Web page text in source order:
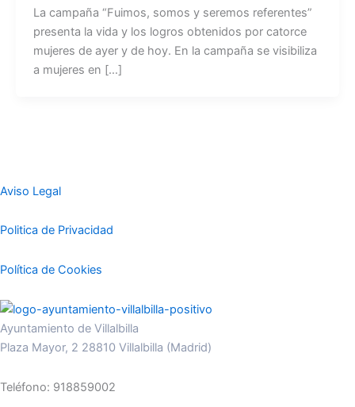
La campaña “Fuimos, somos y seremos referentes”
presenta la vida y los logros obtenidos por catorce
mujeres de ayer y de hoy. En la campaña se visibiliza
a mujeres en […]
Aviso Legal
Politica de Privacidad
Política de Cookies
Ayuntamiento de Villalbilla
Plaza Mayor, 2 28810 Villalbilla (Madrid)
Teléfono: 918859002